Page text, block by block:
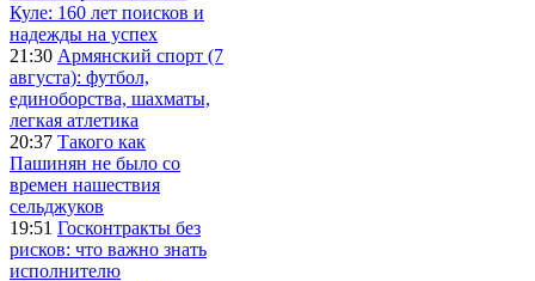
Куле: 160 лет поисков и
надежды на успех
21:30 Армянский спорт (7
августа): футбол,
единоборства, шахматы,
легкая атлетика
20:37 Такого как
Пашинян не было со
времен нашествия
сельджуков
19:51 Госконтракты без
рисков: что важно знать
исполнителю